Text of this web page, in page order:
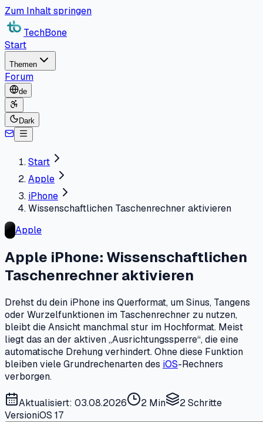
Zum Inhalt springen
TechBone
Start
Themen
Forum
de
Dark
Start
Apple
iPhone
Wissenschaftlichen Taschenrechner aktivieren
Apple
Apple iPhone: Wissenschaftlichen
Taschenrechner aktivieren
Drehst du dein iPhone ins Querformat, um Sinus, Tangens
oder Wurzelfunktionen im Taschenrechner zu nutzen,
bleibt die Ansicht manchmal stur im Hochformat. Meist
liegt das an der aktiven „Ausrichtungssperre“, die eine
automatische Drehung verhindert. Ohne diese Funktion
bleiben viele Grundrechenarten des iOS-Rechners
verborgen.
Aktualisiert: 03.08.2026 2 Min 2Schritte
VersioniOS 17